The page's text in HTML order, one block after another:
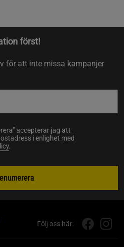
först!
för att inte missa kampanjer
accepterar jag att
i enlighet med
.
Följ oss här: